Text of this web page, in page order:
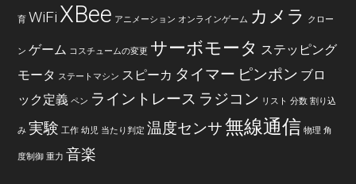
育 WiFi XBee アニメーション オンラインゲーム カメラ クロー
ン ゲーム コスチュームの変更 サーボモータ ステッピング
モータ ステートマシン スピーカ タイマー ピンポン ブロ
ック定義 ペン ライントレース ラジコン リスト 分数 割り込
み 実験 工作 幼児 当たり判定 温度センサ無線通信 物理 角
度制御 重力 音楽